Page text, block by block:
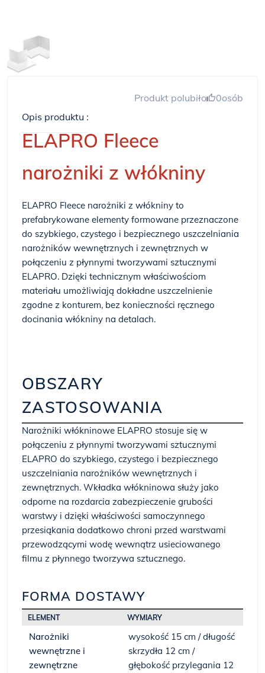
Produkt polubiło 0osób
Opis produktu :
ELAPRO Fleece
narożniki z włókniny
ELAPRO Fleece narożniki z włókniny to
prefabrykowane elementy formowane przeznaczone
do szybkiego, czystego i bezpiecznego uszczelniania
narożników wewnętrznych i zewnętrznych w
połączeniu z płynnymi tworzywami sztucznymi
ELAPRO. Dzięki technicznym właściwościom
materiału umożliwiają dokładne uszczelnienie
zgodne z konturem, bez konieczności ręcznego
docinania włókniny na detalach.
OBSZARY
ZASTOSOWANIA
Narożniki włókninowe ELAPRO stosuje się w
połączeniu z płynnymi tworzywami sztucznymi
ELAPRO do szybkiego, czystego i bezpiecznego
uszczelniania narożników wewnętrznych i
zewnętrznych. Wkładka włókninowa służy jako
odporne na rozdarcia zabezpieczenie grubości
warstwy i dzięki właściwości samoczynnego
przesiąkania dodatkowo chroni przed warstwami
przewodzącymi wodę wewnątrz usieciowanego
filmu z płynnego tworzywa sztucznego.
FORMA DOSTAWY
ELEMENT WYMIARY
Narożniki
wewnętrzne i
zewnętrzne
wysokość 15 cm / długość
skrzydła 12 cm /
głębokość przylegania 12